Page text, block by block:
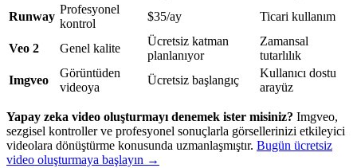
Runway
Profesyonel
kontrol
$35/ay Ticari kullanım
Veo 2 Genel kalite
Ücretsiz katman
planlanıyor
Zamansal
tutarlılık
Imgveo
Görüntüden
videoya
Ücretsiz başlangıç
Kullanıcı dostu
arayüz
Yapay zeka video oluşturmayı denemek ister misiniz? Imgveo,
sezgisel kontroller ve profesyonel sonuçlarla görsellerinizi etkileyici
videolara dönüştürme konusunda uzmanlaşmıştır. Bugün ücretsiz
video oluşturmaya başlayın →